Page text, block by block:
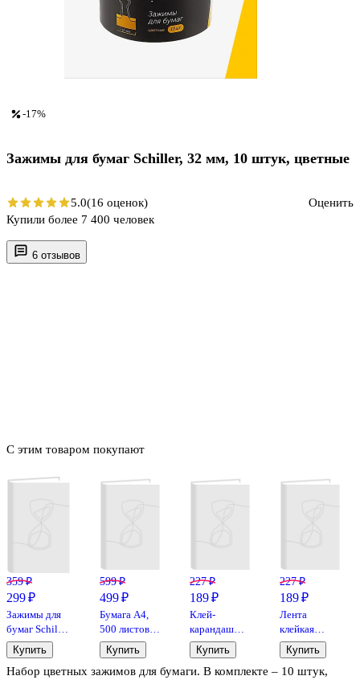
6 отзывов
Набор цветных зажимов для бумаги. В комплекте – 10 штук,
С этим товаром покупают
359 ₽
299 ₽
Зажимы для
бумаг Schiller,
19 мм, 30
штук,
цветные
Купить
599 ₽
499 ₽
Бумага А4,
500 листов,
«SvetoCopy»,
Svetocopy
Купить
227 ₽
189 ₽
Клей-
карандаш
«Extra»,
Erich Krause,
15 г
Купить
227 ₽
189 ₽
Лента
клейкая
упаковочная
прозрачная,
48 мм х 60 м,
Купить
-17%
Зажимы для бумаг Schiller, 32 мм, 10 штук, цветные
5.0(16 оценок)
Оценить
Купили более 7 400 человек